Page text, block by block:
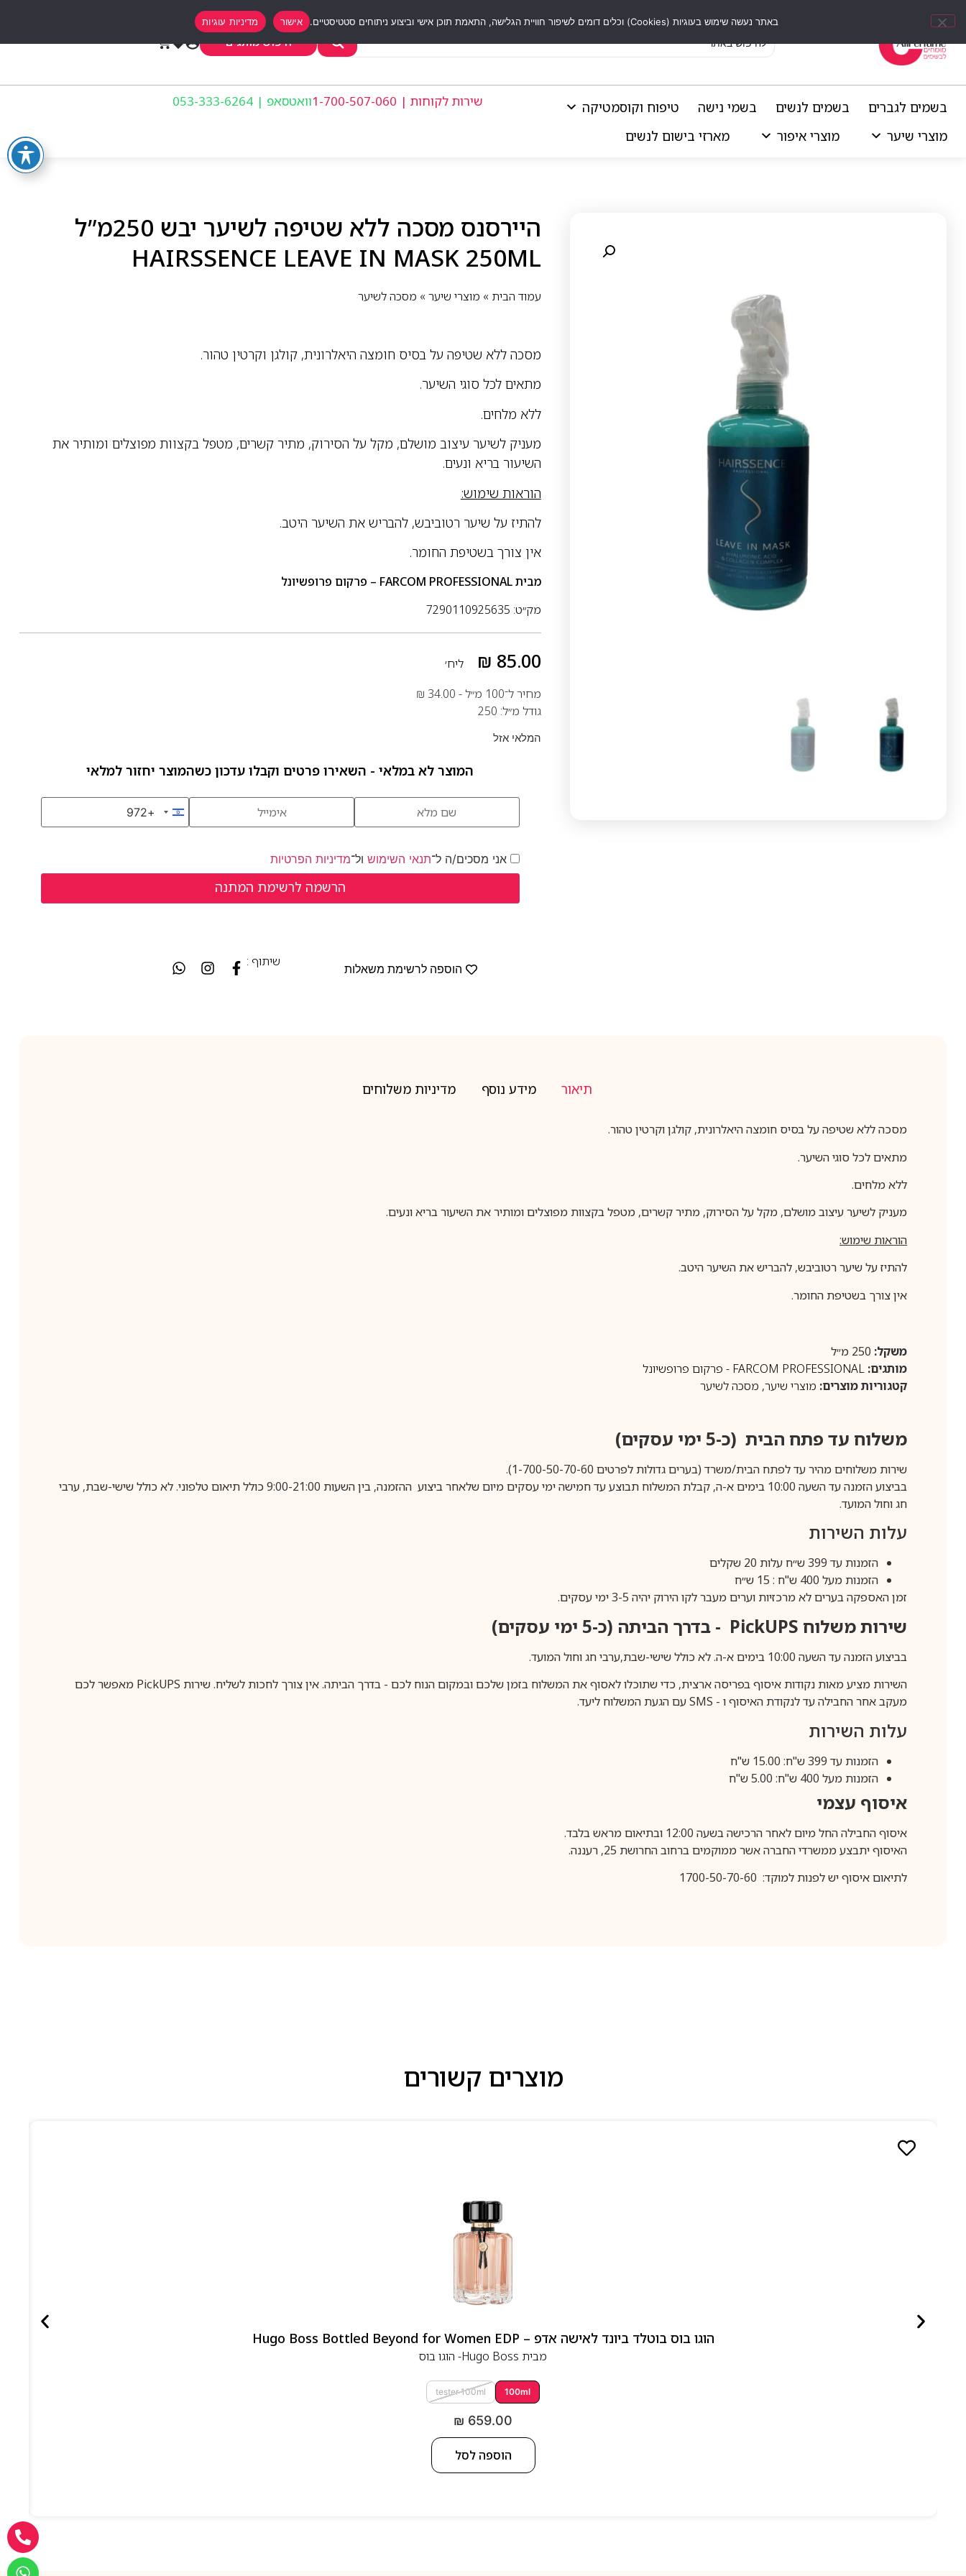
חיפוש מותגים
בשמים לגברים בשמים לנשים בשמי נישה
טיפוח וקוסמטיקה
מוצרי שיער
מוצרי איפור מארזי בישום לנשים
שירות לקוחות | 1-700-507-060 וואטסאפ | 053-333-6264
היירסנס מסכה ללא שטיפה לשיער יבש 250מ”ל
HAIRSSENCE LEAVE IN MASK 250ML
עמוד הבית » מוצרי שיער » מסכה לשיער
מסכה ללא שטיפה על בסיס חומצה היאלרונית, קולגן וקרטין טהור.
מתאים לכל סוגי השיער.
ללא מלחים.
מעניק לשיער עיצוב מושלם, מקל על הסירוק, מתיר קשרים, מטפל בקצוות מפוצלים ומותיר את
השיעור בריא ונעים.
הוראות שימוש:
להתיז על שיער רטוביבש, להבריש את השיער היטב.
אין צורך בשטיפת החומר.
מביתFARCOM PROFESSIONAL – פרקום פרופשיונל
מק״ט: 7290110925635
₪ 85.00
ליח׳
מחיר ל־100 מ״ל -
₪ 34.00
גודל מ״ל: 250
המלאי אזל
המוצר לא במלאי - השאירו פרטים וקבלו עדכון כשהמוצר יחזור למלאי
Israel +972
+972
אני מסכים/ה ל־תנאי השימוש ול־מדיניות הפרטיות
הוספה לרשימת משאלות
שיתוף :
תיאור מידע נוסף מדיניות משלוחים
מסכה ללא שטיפה על בסיס חומצה היאלרונית, קולגן וקרטין טהור.
מתאים לכל סוגי השיער.
ללא מלחים.
מעניק לשיער עיצוב מושלם, מקל על הסירוק, מתיר קשרים, מטפל בקצוות מפוצלים ומותיר את השיעור בריא ונעים.
הוראות שימוש:
להתיז על שיער רטוביבש, להבריש את השיער היטב.
אין צורך בשטיפת החומר.
משקל:
מותגים: FARCOM PROFESSIONAL - פרקום פרופשיונל
קטגוריות מוצרים: מוצרי שיער, מסכה לשיער
משלוח עד פתח הבית (כ-5 ימי עסקים)
שירות משלוחים מהיר עד לפתח הבית/משרד (בערים גדולות לפרטים 1-700-50-70-60).
בביצוע הזמנה עד השעה 10:00 בימים א-ה, קבלת המשלוח תבוצע עד חמישה ימי עסקים מיום שלאחר ביצוע ההזמנה, בין השעות 9:00-21:00 כולל תיאום טלפוני. לא כולל שישי-שבת, ערבי
חג וחול המועד.
עלות השירות
הזמנות עד 399 ש״ח עלות 20 שקלים
הזמנות מעל 400 ש"ח : 15 ש״ח
זמן האספקה בערים לא מרכזיות וערים מעבר לקו הירוק יהיה 3-5 ימי עסקים.
שירות משלוח PickUPS - בדרך הביתה (כ-5 ימי עסקים)
בביצוע הזמנה עד השעה 10:00 בימים א-ה. לא כולל שישי-שבת,ערבי חג וחול המועד.
השירות מציע מאות נקודות איסוף בפריסה ארצית, כדי שתוכלו לאסוף את המשלוח בזמן שלכם ובמקום הנוח לכם - בדרך הביתה. אין צורך לחכות לשליח. שירות PickUPS מאפשר לכם
מעקב אחר החבילה עד לנקודת האיסוף ו - SMSעם הגעת המשלוח ליעד.
עלות השירות
הזמנות עד 399 ש"ח: 15.00 ש"ח
הזמנות מעל 400 ש"ח: 5.00 ש"ח
איסוף עצמי
איסוף החבילה החל מיום לאחר הרכישה בשעה 12:00 ובתיאום מראש בלבד.
האיסוף יתבצע ממשרדי החברה אשר ממוקמים ברחוב החרושת 25, רעננה.
לתיאום איסוף יש לפנות למוקד: 1700-50-70-60
מוצרים קשורים
הוגו בוס בוטלד ביונד לאישה אדפ – Hugo Boss Bottled Beyond for Women EDP
מבית Hugo Boss- הוגו בוס
100ml
tester 100ml
₪ 659.00
הוספה לסל
באתר נעשה שימוש בעוגיות (Cookies) וכלים דומים לשיפור חוויית הגלישה, התאמת תוכן אישי וביצוע ניתוחים סטטיסטיים. אישור מדיניות עוגיות